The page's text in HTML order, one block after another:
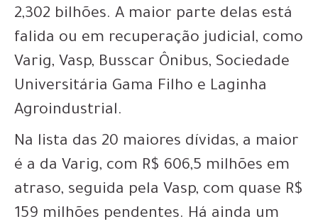
2,302 bilhões. A maior parte delas está
falida ou em recuperação judicial, como
Varig, Vasp, Busscar Ônibus, Sociedade
Universitária Gama Filho e Laginha
Agroindustrial.
Na lista das 20 maiores dívidas, a maior
é a da Varig, com R$ 606,5 milhões em
atraso, seguida pela Vasp, com quase R$
159 milhões pendentes. Há ainda um